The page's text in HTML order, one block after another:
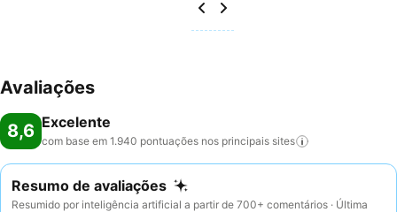
Avaliações
8,6 Excelente
com base em 1.940 pontuações nos principais sites
Resumo de avaliações
Resumido por inteligência artificial a partir de 700+ comentários · Última